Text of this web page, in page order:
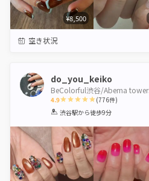
¥8,500
空き状況
do_you_keiko
BeColorful渋谷/Abema
4.9
1 2 3 4 5
(776件)
渋谷駅から徒歩9分